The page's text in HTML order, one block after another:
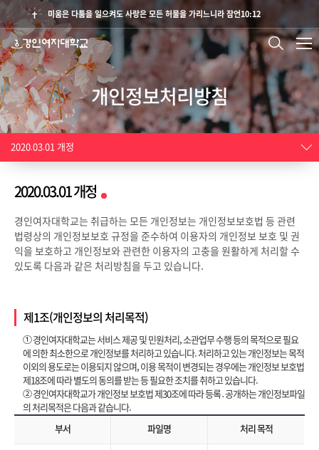
미움은 다툼을 일으켜도 사랑은 모든 허물을 가리느니라 잠언10:12
개인정보처리방침
2020.03.01 개정
2020.03.01 개정
경인여자대학교는 취급하는 모든 개인정보는 개인정보보호법 등 관련
법령상의 개인정보보호 규정을 준수하여 이용자의 개인정보 보호 및 권
익을 보호하고 개인정보와 관련한 이용자의 고충을 원활하게 처리할 수
있도록 다음과 같은 처리방침을 두고 있습니다.
제1조(개인정보의 처리목적)
① 경인여자대학교는 서비스 제공 및 민원처리, 소관업무 수행 등의 목적으로 필요
에 의한 최소한으로 개인정보를 처리하고 있습니다. 처리하고 있는 개인정보는 목적
이외의 용도로는 이용되지 않으며, 이용 목적이 변경되는 경우에는 개인정보 보호법
제18조에 따라 별도의 동의를 받는 등 필요한 조치를 취하고 있습니다.
② 경인여자대학교가 개인정보 보호법 제30조에 따라 등록․공개하는 개인정보파일
의 처리목적은 다음과 같습니다.
부서 파일명 처리 목적